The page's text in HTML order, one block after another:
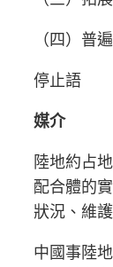
（四）普
停止語
媒介
陸地約占
配合體的
狀況、維
中國事陸